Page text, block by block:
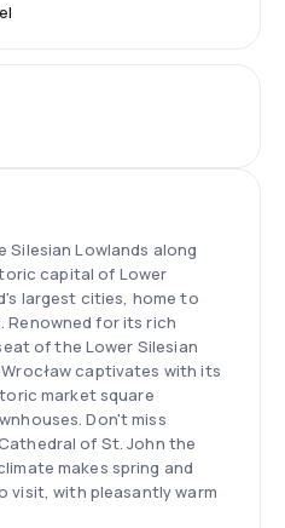
Silesian Lowlands along
capital of Lower
largest cities, home to
Renowned for its rich
of the Lower Silesian
captivates with its
market square
Don't miss
of St. John the
makes spring and
visit, with pleasantly warm